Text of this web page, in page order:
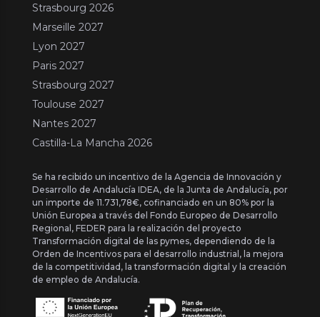
Strasbourg 2026
Marseille 2027
Lyon 2027
Paris 2027
Strasbourg 2027
Toulouse 2027
Nantes 2027
Castilla-La Mancha 2026
Se ha recibido un incentivo de la Agencia de Innovación y
Desarrollo de Andalucía IDEA, de la Junta de Andalucía, por
un importe de 11.731,78€, cofinanciado en un 80% por la
Unión Europea a través del Fondo Europeo de Desarrollo
Regional, FEDER para la realización del proyecto
Transformación digital de las pymes, dependiendo de la
Orden de Incentivos para el desarrollo industrial, la mejora
de la competitividad, la transformación digital y la creación
de empleo de Andalucía.